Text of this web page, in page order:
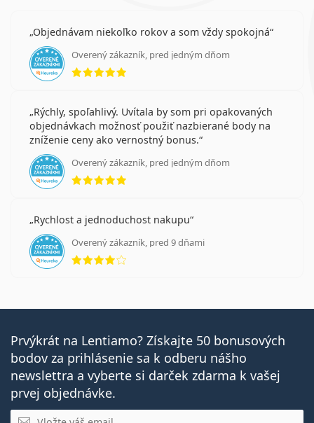
Objednávam niekoľko rokov a som vždy spokojná
Overený zákazník, pred jedným dňom
hodnotenie 5 z 5
Rýchly, spoľahlivý. Uvítala by som pri opakovaných
objednávkach možnosť použiť nazbierané body na
zníženie ceny ako vernostný bonus.
Overený zákazník, pred jedným dňom
hodnotenie 5 z 5
Rychlost a jednoduchost nakupu
Overený zákazník, pred 9 dňami
hodnotenie 4 z 5
Prvýkrát na Lentiamo? Získajte 50 bonusových
bodov za prihlásenie sa k odberu nášho
newslettra a vyberte si darček zdarma k vašej
prvej objednávke.
E-mail